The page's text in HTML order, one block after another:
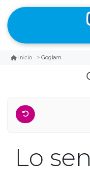
Inicio Goglam
Lo